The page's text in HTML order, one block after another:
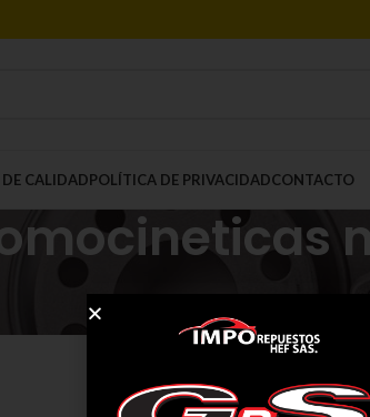
CALIDADPOLÍTICA DE PRIVACIDADCONTACTO